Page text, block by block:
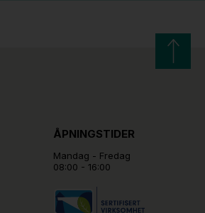
ÅPNINGSTIDER
Mandag - Fredag
08:00 - 16:00